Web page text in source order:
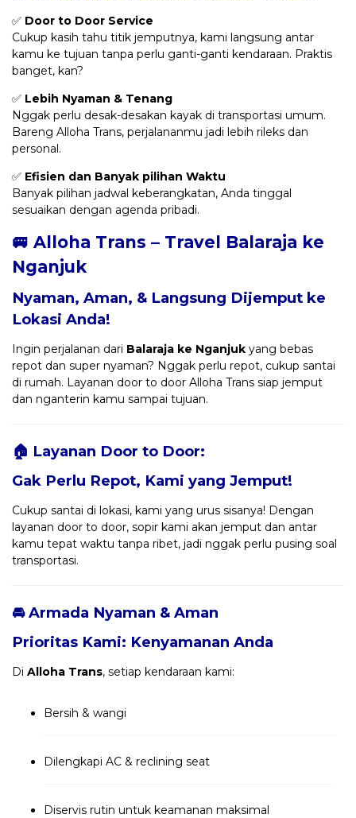
✅ Door to Door Service
Cukup kasih tahu titik jemputnya, kami langsung antar
kamu ke tujuan tanpa perlu ganti-ganti kendaraan. Praktis
banget, kan?
✅ Lebih Nyaman & Tenang
Nggak perlu desak-desakan kayak di transportasi umum.
Bareng Alloha Trans, perjalananmu jadi lebih rileks dan
personal.
✅ Efisien dan Banyak pilihan Waktu
Banyak pilihan jadwal keberangkatan, Anda tinggal
sesuaikan dengan agenda pribadi.
🚐 Alloha Trans – Travel Balaraja ke
Nganjuk
Nyaman, Aman, & Langsung Dijemput ke
Lokasi Anda!
Ingin perjalanan dari Balaraja ke Nganjuk yang bebas
repot dan super nyaman? Nggak perlu repot, cukup santai
di rumah. Layanan door to door Alloha Trans siap jemput
dan nganterin kamu sampai tujuan.
🏠 Layanan Door to Door:
Gak Perlu Repot, Kami yang Jemput!
Cukup santai di lokasi, kami yang urus sisanya! Dengan
layanan door to door, sopir kami akan jemput dan antar
kamu tepat waktu tanpa ribet, jadi nggak perlu pusing soal
transportasi.
🚘 Armada Nyaman & Aman
Prioritas Kami: Kenyamanan Anda
Di Alloha Trans, setiap kendaraan kami:
Bersih & wangi
Dilengkapi AC & reclining seat
Diservis rutin untuk keamanan maksimal